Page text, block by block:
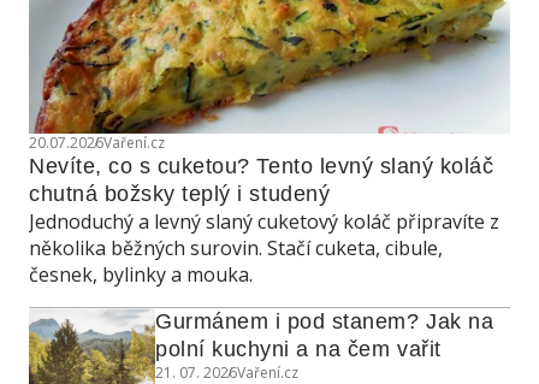
20.07.2026Vaření.cz
Nevíte, co s cuketou? Tento levný slaný koláč
chutná božsky teplý i studený
Jednoduchý a levný slaný cuketový koláč připravíte z
několika běžných surovin. Stačí cuketa, cibule,
česnek, bylinky a mouka.
Gurmánem i pod stanem? Jak na
polní kuchyni a na čem vařit
21. 07. 2026Vaření.cz